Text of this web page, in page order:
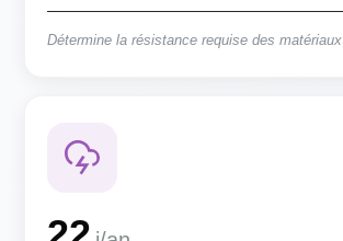
Détermine la résistance requise des matériaux